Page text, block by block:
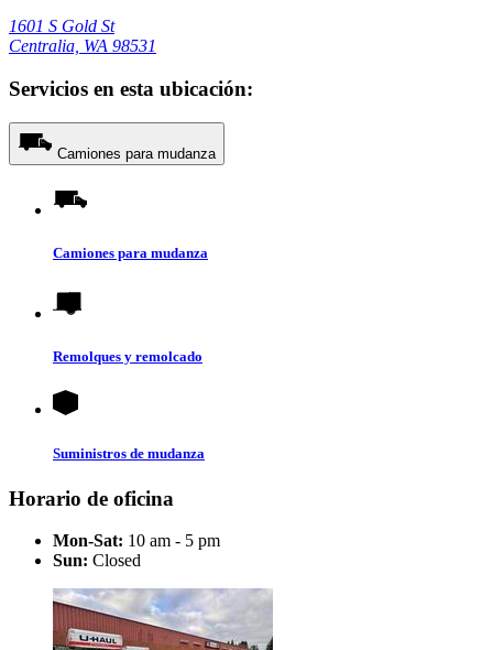
1601 S Gold St
Centralia, WA 98531
Servicios en esta ubicación:
Camiones para mudanza
Camiones para mudanza
Remolques y remolcado
Suministros de mudanza
Horario de oficina
Mon-Sat: 10 am - 5 pm
Sun: Closed